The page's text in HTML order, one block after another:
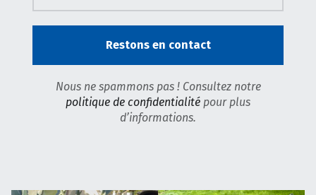
Nous ne spammons pas ! Consultez notre
politique de confidentialité pour plus
d’informations.